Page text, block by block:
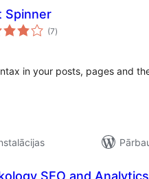
Spinner
(7vērtējumu
kopsumma
)
in your posts, pages and
SEO and